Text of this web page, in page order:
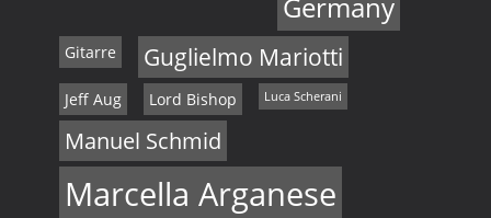
Germany
Gitarre Guglielmo Mariotti
Jeff Aug Lord Bishop Luca Scherani
Manuel Schmid
Marcella Arganese